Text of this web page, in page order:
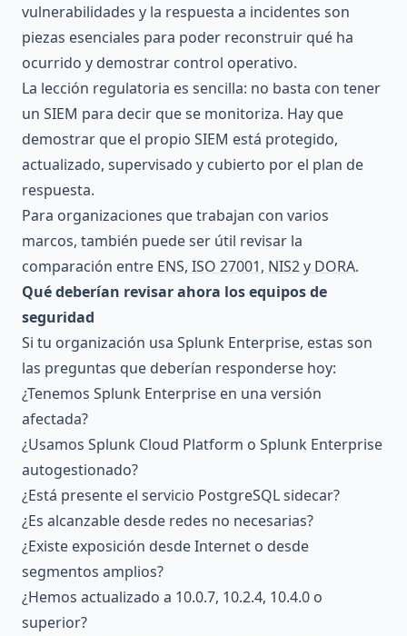
vulnerabilidades y la respuesta a incidentes son
piezas esenciales para poder reconstruir qué ha
ocurrido y demostrar control operativo.
La lección regulatoria es sencilla: no basta con tener
un SIEM para decir que se monitoriza. Hay que
demostrar que el propio SIEM está protegido,
actualizado, supervisado y cubierto por el plan de
respuesta.
Para organizaciones que trabajan con varios
marcos, también puede ser útil revisar la
comparación entre ENS, ISO 27001, NIS2 y DORA.
Qué deberían revisar ahora los equipos de
seguridad
Si tu organización usa Splunk Enterprise, estas son
las preguntas que deberían responderse hoy:
¿Tenemos Splunk Enterprise en una versión
afectada?
¿Usamos Splunk Cloud Platform o Splunk Enterprise
autogestionado?
¿Está presente el servicio PostgreSQL sidecar?
¿Es alcanzable desde redes no necesarias?
¿Existe exposición desde Internet o desde
segmentos amplios?
¿Hemos actualizado a 10.0.7, 10.2.4, 10.4.0 o
superior?